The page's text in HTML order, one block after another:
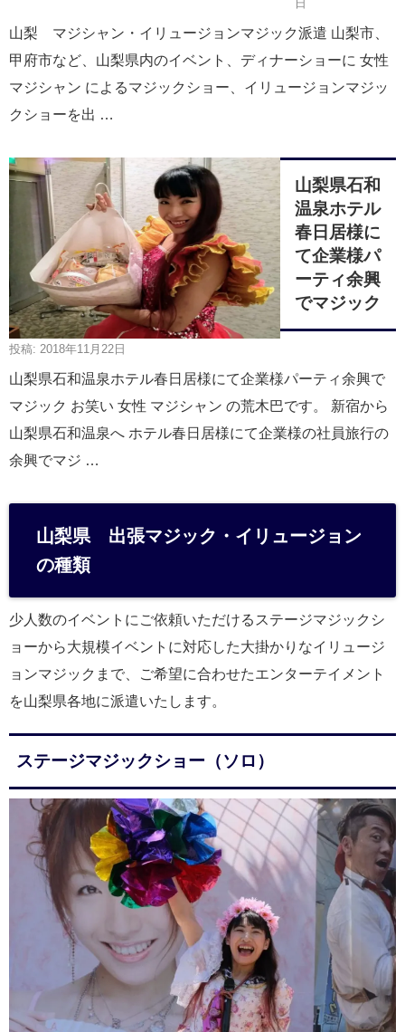
日
山梨 マジシャン・イリュージョンマジック派遣 山梨市、
甲府市など、山梨県内のイベント、ディナーショーに 女性
マジシャン によるマジックショー、イリュージョンマジッ
クショーを出 …
山梨県石和
温泉ホテル
春日居様に
て企業様パ
ーティ余興
でマジック
投稿: 2018年11月22日
山梨県石和温泉ホテル春日居様にて企業様パーティ余興で
マジック お笑い 女性 マジシャン の荒木巴です。 新宿から
山梨県石和温泉へ ホテル春日居様にて企業様の社員旅行の
余興でマジ …
山梨県 出張マジック・イリュージョン
の種類
少人数のイベントにご依頼いただけるステージマジックシ
ョーから大規模イベントに対応した大掛かりなイリュージ
ョンマジックまで、ご希望に合わせたエンターテイメント
を山梨県各地に派遣いたします。
ステージマジックショー（ソロ）